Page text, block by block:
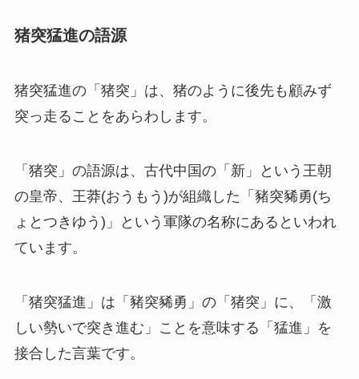
猪突猛進の語源
猪突猛進の「猪突」は、猪のように後先も顧みず
突っ走ることをあらわします。
「猪突」の語源は、古代中国の「新」という王朝
の皇帝、王莽(おうもう)が組織した「豬突豨勇(ち
ょとつきゆう)」という軍隊の名称にあるといわれ
ています。
「猪突猛進」は「豬突豨勇」の「猪突」に、「激
しい勢いで突き進む」ことを意味する「猛進」を
接合した言葉です。